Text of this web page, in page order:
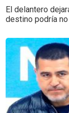
El delantero
destino podría